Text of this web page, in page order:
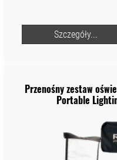
Szczegóły...
Przenośny zestaw
Portable